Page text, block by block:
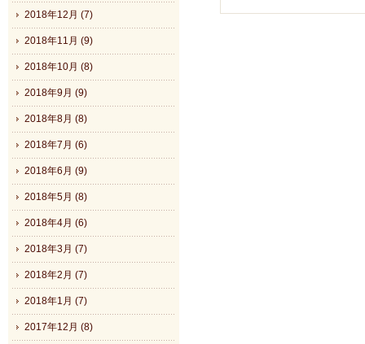
2018年12月 (7)
2018年11月 (9)
2018年10月 (8)
2018年9月 (9)
2018年8月 (8)
2018年7月 (6)
2018年6月 (9)
2018年5月 (8)
2018年4月 (6)
2018年3月 (7)
2018年2月 (7)
2018年1月 (7)
2017年12月 (8)